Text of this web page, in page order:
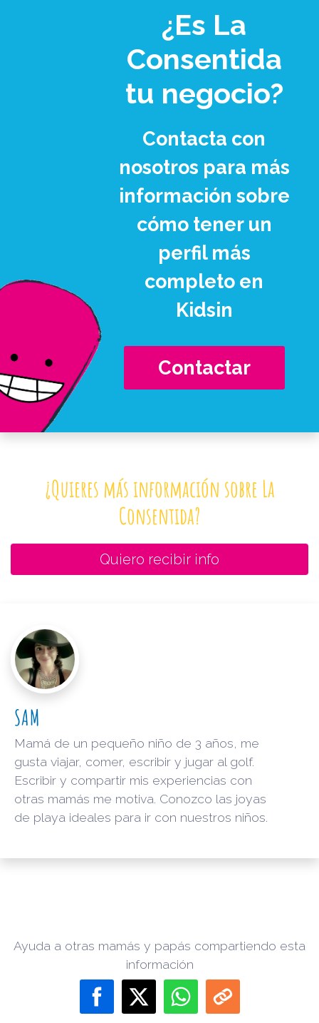
¿Es La
Consentida
tu negocio?
Contacta con
nosotros para más
información sobre
cómo tener un
perfil más
completo en
Kidsin
Contactar
¿Quieres más información sobre La
Consentida?
Quiero recibir info
SAM
Mamá de un pequeño niño de 3 años, me
gusta viajar, comer, escribir y jugar al golf.
Escribir y compartir mis experiencias con
otras mamás me motiva. Conozco las joyas
de playa ideales para ir con nuestros niños.
Ayuda a otras mamás y papás compartiendo esta
información